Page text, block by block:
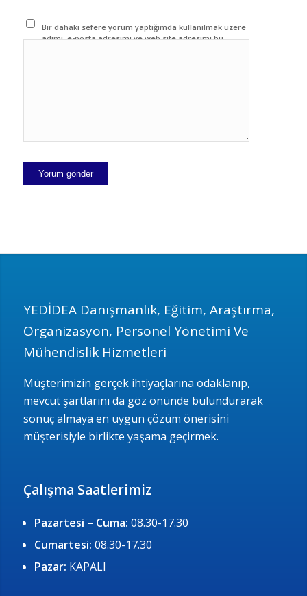
Bir dahaki sefere yorum yaptığımda kullanılmak üzere
adımı, e-posta adresimi ve web site adresimi bu
YEDİDEA Danışmanlık, Eğitim, Araştırma,
Organizasyon, Personel Yönetimi Ve
Mühendislik Hizmetleri
Müşterimizin gerçek ihtiyaçlarına odaklanıp,
mevcut şartlarını da göz önünde bulundurarak
sonuç almaya en uygun çözüm önerisini
müşterisiyle birlikte yaşama geçirmek.
Çalışma Saatlerimiz
Pazartesi – Cuma: 08.30-17.30
Cumartesi: 08.30-17.30
Pazar: KAPALI